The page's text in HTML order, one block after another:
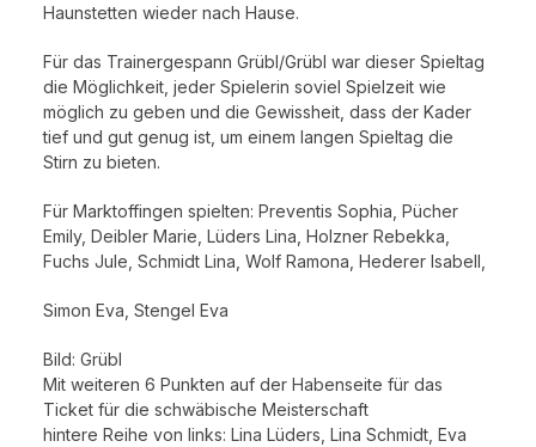
Haunstetten wieder nach Hause.
Für das Trainergespann Grübl/Grübl war dieser Spieltag
die Möglichkeit, jeder Spielerin soviel Spielzeit wie
möglich zu geben und die Gewissheit, dass der Kader
tief und gut genug ist, um einem langen Spieltag die
Stirn zu bieten.
Für Marktoffingen spielten: Preventis Sophia, Pücher
Emily, Deibler Marie, Lüders Lina, Holzner Rebekka,
Fuchs Jule, Schmidt Lina, Wolf Ramona, Hederer Isabell,
Simon Eva, Stengel Eva
Bild: Grübl
Mit weiteren 6 Punkten auf der Habenseite für das
Ticket für die schwäbische Meisterschaft
hintere Reihe von links: Lina Lüders, Lina Schmidt, Eva